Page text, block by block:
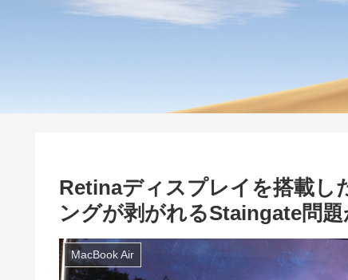
Retinaディスプレイを搭載し
ングが剥がれるStaingate問題
MacBook Air